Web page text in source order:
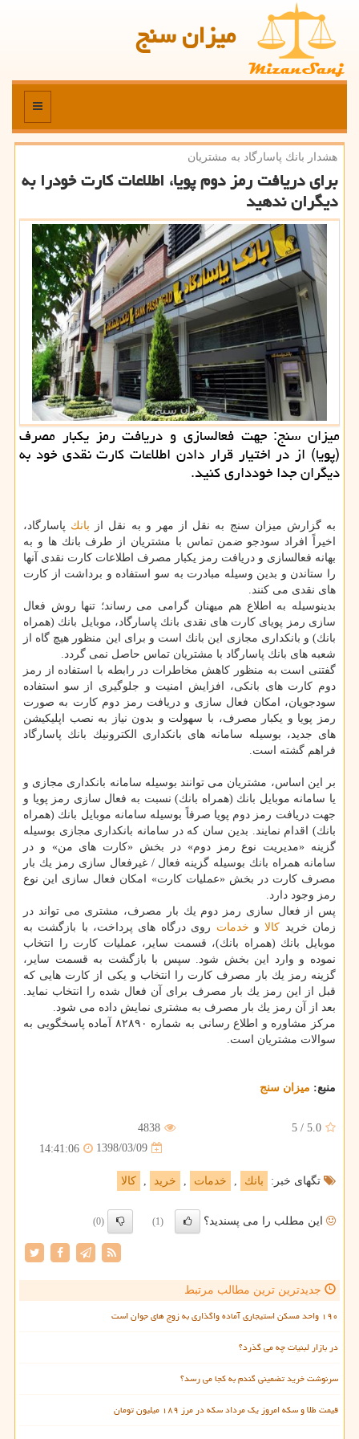
میزان سنج
منو
هشدار بانك پاسارگاد به مشتریان
برای دریافت رمز دوم پویا، اطلاعات كارت خودرا به
دیگران ندهید
میزان سنج: جهت فعالسازی و دریافت رمز یكبار مصرف
(پویا) از در اختیار قرار دادن اطلاعات كارت نقدی خود به
دیگران جدا خودداری كنید.
به گزارش میزان سنج به نقل از مهر و به نقل از بانك پاسارگاد،
اخیراً افراد سودجو ضمن تماس با مشتریان از طرف بانك ها و به
بهانه فعالسازی و دریافت رمز یكبار مصرف اطلاعات كارت نقدی آنها
را ستاندن و بدین وسیله مبادرت به سو استفاده و برداشت از كارت
های نقدی می كنند.
بدینوسیله به اطلاع هم میهنان گرامی می رساند؛ تنها روش فعال
سازی رمز پویای كارت های نقدی بانك پاسارگاد، موبایل بانك (همراه
بانك) و بانكداری مجازی این بانك است و برای این منظور هیچ گاه از
شعبه های بانك پاسارگاد با مشتریان تماس حاصل نمی گردد.
گفتنی است به منظور كاهش مخاطرات در رابطه با استفاده از رمز
دوم كارت های بانكی، افزایش امنیت و جلوگیری از سو استفاده
سودجویان، امكان فعال سازی و دریافت رمز دوم كارت به صورت
رمز پویا و یكبار مصرف، با سهولت و بدون نیاز به نصب اپلیكیشن
های جدید، بوسیله سامانه های بانكداری الكترونیك بانك پاسارگاد
فراهم گشته است.
بر این اساس، مشتریان می توانند بوسیله سامانه بانكداری مجازی و
یا سامانه موبایل بانك (همراه بانك) نسبت به فعال سازی رمز پویا و
جهت دریافت رمز دوم پویا صرفاً بوسیله سامانه موبایل بانك (همراه
بانك) اقدام نمایند. بدین سان كه در سامانه بانكداری مجازی بوسیله
گزینه «مدیریت نوع رمز دوم» در بخش «كارت های من» و در
سامانه همراه بانك بوسیله گزینه فعال / غیرفعال سازی رمز یك بار
مصرف كارت در بخش «عملیات كارت» امكان فعال سازی این نوع
رمز وجود دارد.
پس از فعال سازی رمز دوم یك بار مصرف، مشتری می تواند در
زمان خرید كالاو خدمات روی درگاه های پرداخت، با بازگشت به
موبایل بانك (همراه بانك)، قسمت سایر، عملیات كارت را انتخاب
نموده و وارد این بخش شود. سپس با بازگشت به قسمت سایر،
گزینه رمز یك بار مصرف كارت را انتخاب و یكی از كارت هایی كه
قبل از این رمز یك بار مصرف برای آن فعال شده را انتخاب نماید.
بعد از آن رمز یك بار مصرف به مشتری نمایش داده می شود.
مركز مشاوره و اطلاع رسانی به شماره ۸۲۸۹۰ آماده پاسخگویی به
سوالات مشتریان است.
منبع: میزان سنج
5.0
/
5
4838
1398/03/09
14:41:06
تگهای خبر: بانك , خدمات , خرید , كالا
این مطلب را می پسندید؟ (1)
(0)
جدیدترین ترین مطالب مرتبط
۱۹۰ واحد مسکن استیجاری آماده واگذاری به زوج های جوان است
در بازار لبنیات چه می گذرد؟
سرنوشت خرید تضمینی گندم به کجا می رسد؟
قیمت طلا و سکه امروز یک مرداد سکه در مرز ۱۸۹ میلیون تومان